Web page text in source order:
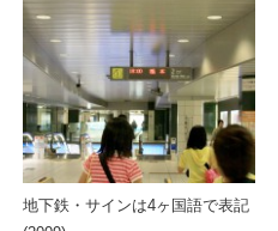
地下鉄・サインは4ヶ国語で表記